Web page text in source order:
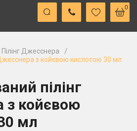
0
Пілінг Джесснера /
з койєвою кислотою 30 мл
пілінг
з койєвою
мл